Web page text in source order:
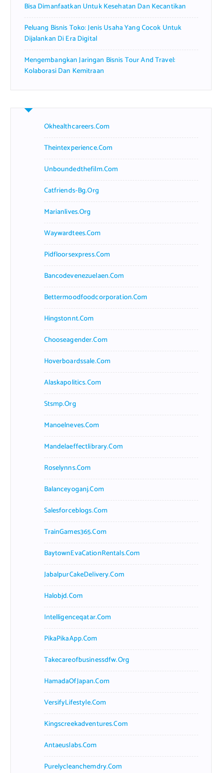
Bisa Dimanfaatkan Untuk Kesehatan Dan Kecantikan
Peluang Bisnis Toko: Jenis Usaha Yang Cocok Untuk
Dijalankan Di Era Digital
Mengembangkan Jaringan Bisnis Tour And Travel:
Kolaborasi Dan Kemitraan
Okhealthcareers.com
Theintexperience.com
Unboundedthefilm.com
Catfriends-Bg.org
Marianlives.org
Waywardtees.com
Pidfloorsexpress.com
Bancodevenezuelaen.com
Bettermoodfoodcorporation.com
Hingstonnt.com
Chooseagender.com
Hoverboardssale.com
Alaskapolitics.com
Stsmp.org
Manoelneves.com
Mandelaeffectlibrary.com
Roselynns.com
Balanceyoganj.com
Salesforceblogs.com
TrainGames365.com
BaytownEvaCationRentals.com
JabalpurCakeDelivery.com
Halobjd.com
Intelligenceqatar.com
PikaPikaApp.com
Takecareofbusinessdfw.org
HamadaOfJapan.com
VersifyLifestyle.com
Kingscreekadventures.com
Antaeuslabs.com
Purelycleanchemdry.com